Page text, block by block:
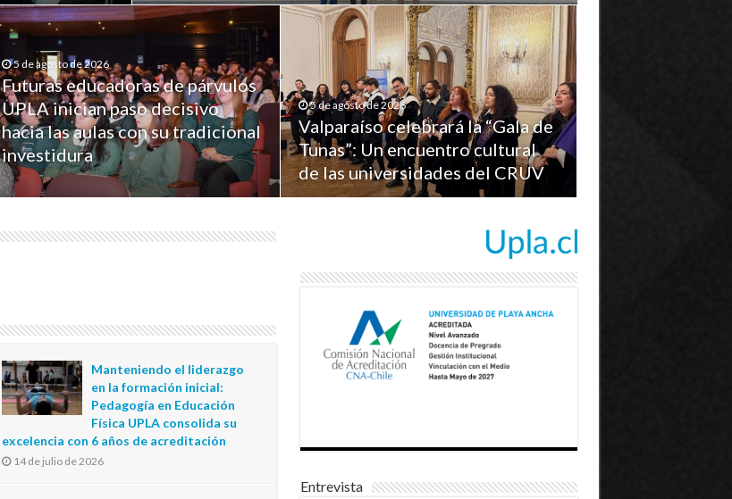
5 de agosto de 2026
Futuras educadoras de párvulos
UPLA inician paso decisivo
hacia las aulas con su tradicional
investidura
5 de agosto de 2026
Valparaíso celebrará la “Gala de
Tunas”: Un encuentro cultural
de las universidades del CRUV
Manteniendo el liderazgo
en la formación inicial:
Pedagogía en Educación
Física UPLA consolida su
excelencia con 6 años de acreditación
14 de julio de 2026
Entrevista